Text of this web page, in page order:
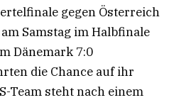
gegen Österreich
Samstag im Halbfinale
Dänemark 7:0
die Chance auf ihr
Team steht nach einem